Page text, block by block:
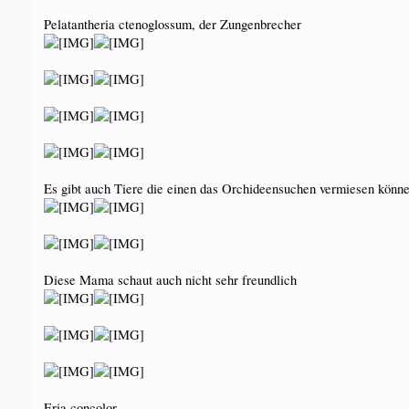
Pelatantheria ctenoglossum, der Zungenbrecher
Es gibt auch Tiere die einen das Orchideensuchen vermiesen
Diese Mama schaut auch nicht sehr freundlich